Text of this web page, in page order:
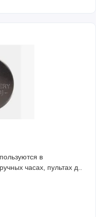
в
часах, пультах д..